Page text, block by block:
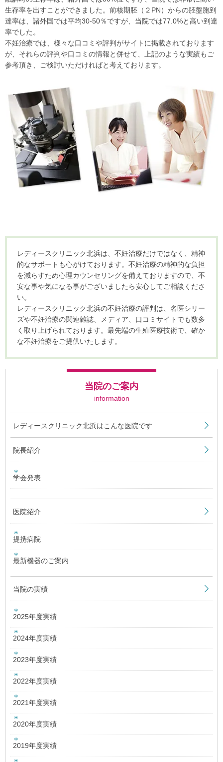
生存率を出すことができました。前核期胚（２PN）からの胚盤胞到
達率は、諸外国では平均30-50％ですが、当院では77.0%と高い到達
率でした。
不妊治療では、様々な口コミや評判がサイトに掲載されております
が、それらの評判や口コミの情報と併せて、上記のような実績もご
参考頂き、ご検討いただければと考えております。
レディースクリニック北浜は、不妊治療だけではなく、精神
的なサポートも心がけております。不妊治療の精神的な負担
を減らすため心理カウンセリングを備えておりますので、不
安な事や気になる事がございましたら安心してご相談くださ
い。
レディースクリニック北浜の不妊治療の評判は、名医シリー
ズや不妊治療の関連雑誌、メディア、口コミサイトでも数多
く取り上げられております。最先端の生殖医療技術で、確か
な不妊治療をご提供いたします。
当院のご案内
information
レディースクリニック北浜はこんな医院です
院長紹介
学会発表
医院紹介
提携病院
最新機器のご案内
当院の実績
2025年度実績
2024年度実績
2023年度実績
2022年度実績
2021年度実績
2020年度実績
2019年度実績